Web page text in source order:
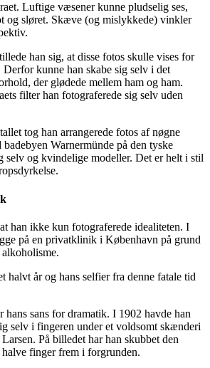
Luftige væsener kunne pludselig ses,
og sløret. Skæve (og mislykkede) vinkler
han sig, at disse fotos skulle vises for
kunne han skabe sig selv i det
der glødede mellem ham og ham.
filter han fotograferede sig selv uden
tog han arrangerede fotos af nøgne
Warnermünde på den tyske
selv og kvindelige modeller. Det er helt i stil
han ikke kun fotograferede idealiteten. I
på en privatklinik i København på grund
halvt år og hans selfier fra denne fatale tid
sans for dramatik. I 1902 havde han
selv i fingeren under et voldsomt skænderi
På billedet har han skubbet den
halve finger frem i forgrunden.